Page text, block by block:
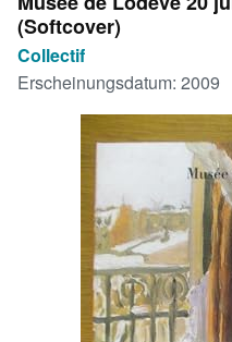
Detailsuche
Sammlungen
Antiquarische Bücher
Kunst & Sammlerstücke
Verkäufer werden
(Softcover)
Collectif
Erscheinungsdatum: 2009